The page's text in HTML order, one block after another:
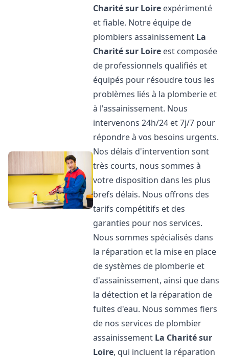
Charité sur Loire expérimenté
et fiable. Notre équipe de
plombiers assainissement La
Charité sur Loire est composée
de professionnels qualifiés et
équipés pour résoudre tous les
problèmes liés à la plomberie et
à l'assainissement. Nous
intervenons 24h/24 et 7j/7 pour
répondre à vos besoins urgents.
Nos délais d'intervention sont
très courts, nous sommes à
votre disposition dans les plus
brefs délais. Nous offrons des
tarifs compétitifs et des
garanties pour nos services.
Nous sommes spécialisés dans
la réparation et la mise en place
de systèmes de plomberie et
d'assainissement, ainsi que dans
la détection et la réparation de
fuites d'eau. Nous sommes fiers
de nos services de plombier
assainissement La Charité sur
Loire, qui incluent la réparation